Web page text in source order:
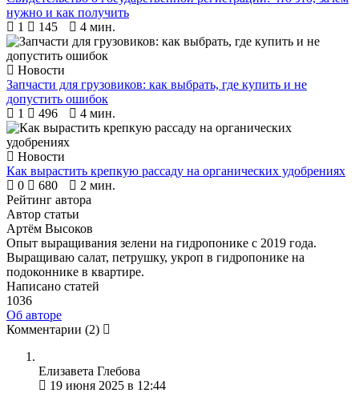
нужно и как получить
1
145 4 мин.
Новости
Запчасти для грузовиков: как выбрать, где купить и не
допустить ошибок
1
496 4 мин.
Новости
Как вырастить крепкую рассаду на органических удобрениях
0
680
2 мин.
Рейтинг автора
Автор статьи
Артём Высоков
Опыт выращивания зелени на гидропонике с 2019 года.
Выращиваю салат, петрушку, укроп в гидропонике на
подоконнике в квартире.
Написано статей
1036
Об авторе
Комментарии (2)
Елизавета Глебова
19 июня 2025 в 12:44